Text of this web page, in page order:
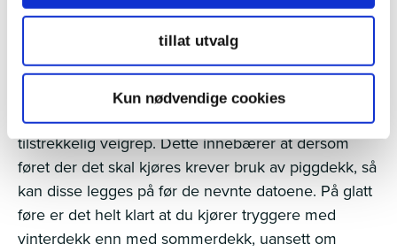
tillat utvalg
Kun nødvendige cookies
Slik er piggdekkreglene:
Fra 16. oktober er det lov å kjøre med piggdekk i
Nordland, Troms og Finnmark. I resten av landet er
tilsvarende dato 1. november. Husk at du som fører
har ansvar for at bilen til enhver tid er sikret
tilstrekkelig veigrep. Dette innebærer at dersom
føret der det skal kjøres krever bruk av piggdekk, så
kan disse legges på før de nevnte datoene. På glatt
føre er det helt klart at du kjører tryggere med
vinterdekk enn med sommerdekk, uansett om